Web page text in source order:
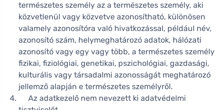
természetes személy az a természetes személy, aki
közvetlenül vagy közvetve azonosítható, különösen
valamely azonosítóra való hivatkozással, például név,
azonosító szám, helymeghatározó adatok, hálózati
azonosító vagy egy vagy több, a természetes személy
fizikai, fiziológiai, genetikai, pszichológiai, gazdasági,
kulturális vagy társadalmi azonosságát meghatározó
jellemző alapján e természetes személyről.
Az adatkezelő nem nevezett ki adatvédelmi